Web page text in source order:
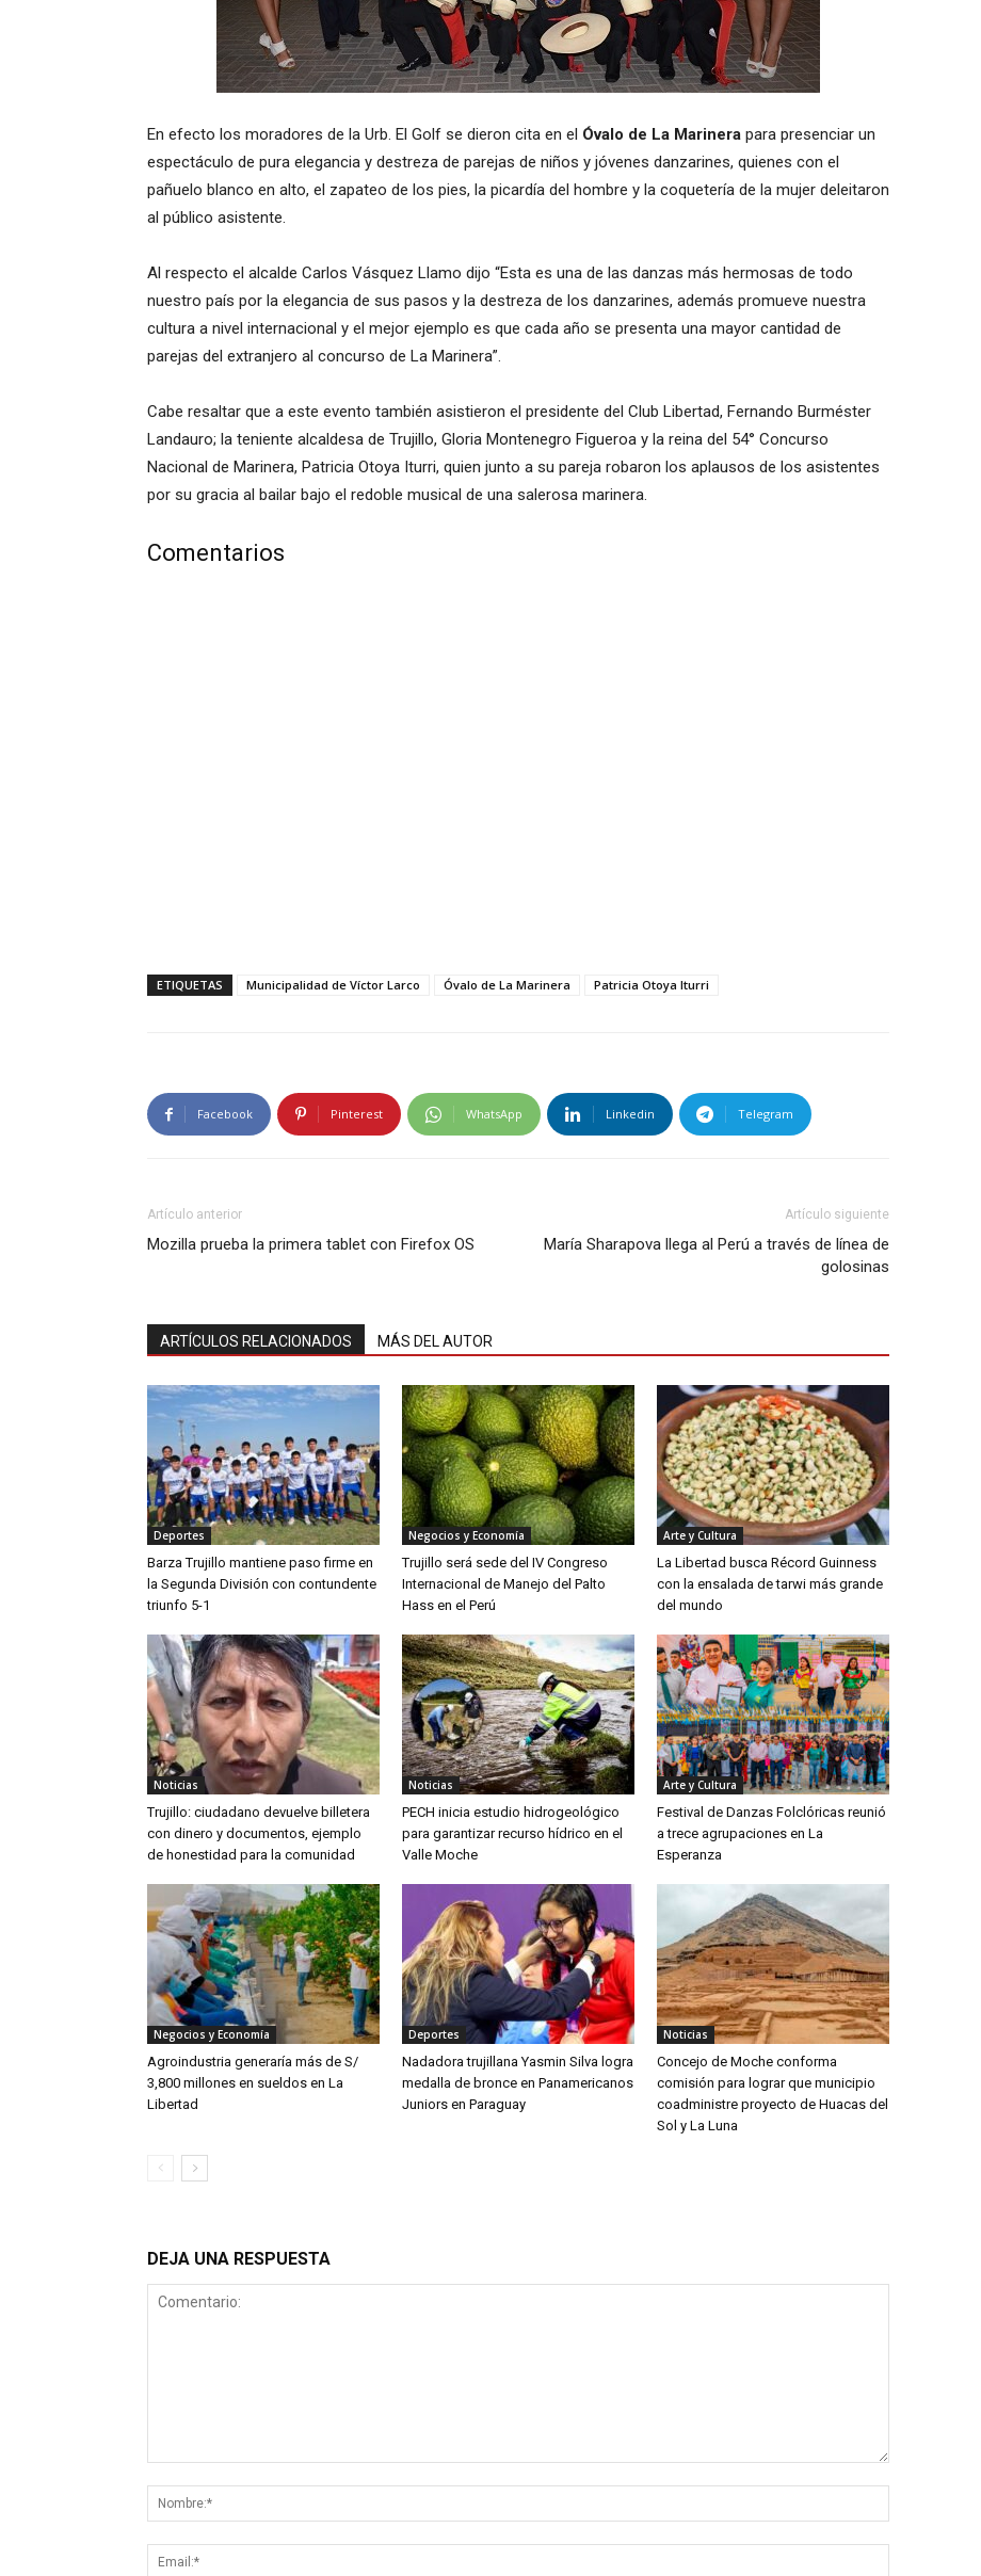
En efecto los moradores de la Urb. El Golf se dieron cita en el Óvalo de La Marinera para presenciar un
espectáculo de pura elegancia y destreza de parejas de niños y jóvenes danzarines, quienes con el
pañuelo blanco en alto, el zapateo de los pies, la picardía del hombre y la coquetería de la mujer deleitaron
al público asistente.
Al respecto el alcalde Carlos Vásquez Llamo dijo “Esta es una de las danzas más hermosas de todo
nuestro país por la elegancia de sus pasos y la destreza de los danzarines, además promueve nuestra
cultura a nivel internacional y el mejor ejemplo es que cada año se presenta una mayor cantidad de
parejas del extranjero al concurso de La Marinera”.
Cabe resaltar que a este evento también asistieron el presidente del Club Libertad, Fernando Burméster
Landauro; la teniente alcaldesa de Trujillo, Gloria Montenegro Figueroa y la reina del 54° Concurso
Nacional de Marinera, Patricia Otoya Iturri, quien junto a su pareja robaron los aplausos de los asistentes
por su gracia al bailar bajo el redoble musical de una salerosa marinera.
Comentarios
ETIQUETAS Municipalidad de Víctor Larco Óvalo de La Marinera Patricia Otoya Iturri
Facebook Pinterest WhatsApp Linkedin Telegram
Artículo anterior
Mozilla prueba la primera tablet con Firefox OS
Artículo siguiente
María Sharapova llega al Perú a través de línea de
golosinas
ARTÍCULOS RELACIONADOS MÁS DEL AUTOR
Deportes
Barza Trujillo mantiene paso firme en
la Segunda División con contundente
triunfo 5-1
Negocios y Economía
Trujillo será sede del IV Congreso
Internacional de Manejo del Palto
Hass en el Perú
Arte y Cultura
La Libertad busca Récord Guinness
con la ensalada de tarwi más grande
del mundo
Noticias
Trujillo: ciudadano devuelve billetera
con dinero y documentos, ejemplo
de honestidad para la comunidad
Noticias
PECH inicia estudio hidrogeológico
para garantizar recurso hídrico en el
Valle Moche
Arte y Cultura
Festival de Danzas Folclóricas reunió
a trece agrupaciones en La
Esperanza
Negocios y Economía
Agroindustria generaría más de S/
3,800 millones en sueldos en La
Libertad
Deportes
Nadadora trujillana Yasmin Silva logra
medalla de bronce en Panamericanos
Juniors en Paraguay
Noticias
Concejo de Moche conforma
comisión para lograr que municipio
coadministre proyecto de Huacas del
Sol y La Luna
DEJA UNA RESPUESTA